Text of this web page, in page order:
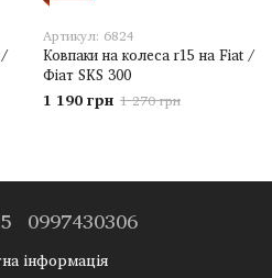
/
Артикул: 6824
Ковпаки на колеса r15 на Fiat /
Фіат SKS 300
1 190 грн 1 270 грн
0997430306
інформація